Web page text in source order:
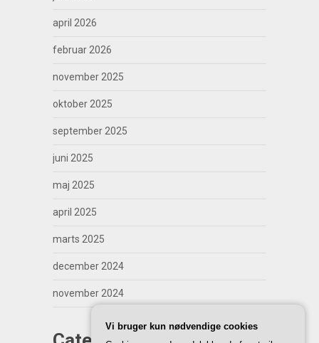
april 2026
februar 2026
november 2025
oktober 2025
september 2025
juni 2025
maj 2025
april 2025
marts 2025
december 2024
november 2024
Vi bruger kun nødvendige cookies